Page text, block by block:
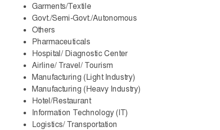
Garments/Textile
Govt./Semi-Govt./Autonomous
Others
Pharmaceuticals
Hospital/ Diagnostic Center
Airline/ Travel/ Tourism
Manufacturing (Light Industry)
Manufacturing (Heavy Industry)
Hotel/Restaurant
Information Technology (IT)
Logistics/ Transportation